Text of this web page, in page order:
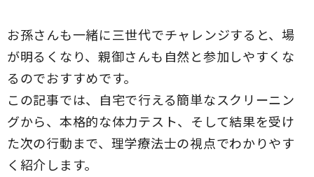
お孫さんも一緒に三世代でチャレンジすると、場
が明るくなり、親御さんも自然と参加しやすくな
るのでおすすめです。
この記事では、自宅で行える簡単なスクリーニン
グから、本格的な体力テスト、そして結果を受け
た次の行動まで、理学療法士の視点でわかりやす
く紹介します。